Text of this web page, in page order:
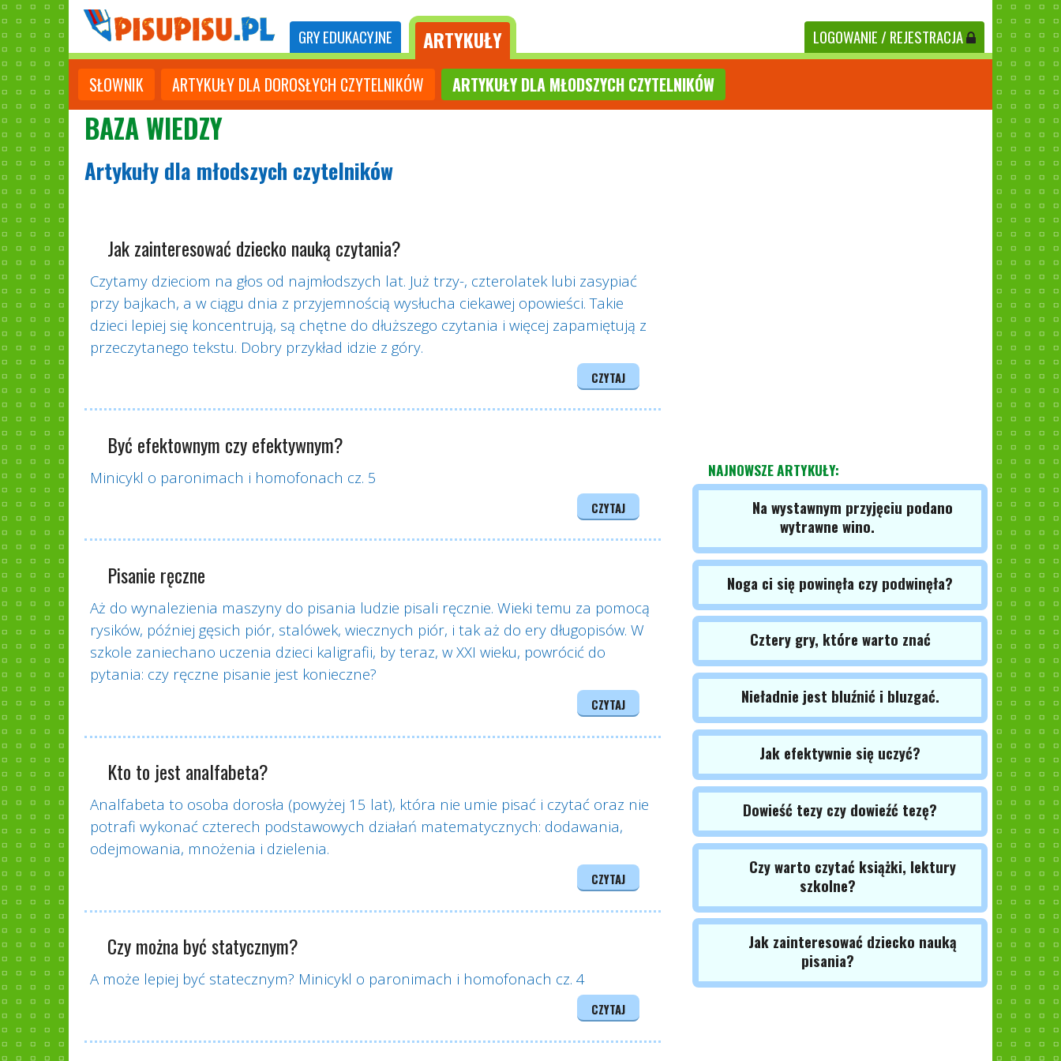
GRYEDUKACYJNE ARTYKUŁY LOGOWANIE / REJESTRACJA
SŁOWNIK ARTYKUŁY DLA DOROSŁYCH CZYTELNIKÓW ARTYKUŁY DLA MŁODSZYCH CZYTELNIKÓW
BAZA WIEDZY
Artykuły dla młodszych czytelników
Jak zainteresować dziecko nauką czytania?
Czytamy dzieciom na głos od najmłodszych lat. Już trzy-, czterolatek lubi zasypiać
przy bajkach, a w ciągu dnia z przyjemnością wysłucha ciekawej opowieści. Takie
dzieci lepiej się koncentrują, są chętne do dłuższego czytania i więcej zapamiętują z
przeczytanego tekstu. Dobry przykład idzie z góry.
CZYTAJ
Być efektownym czy efektywnym?
Minicykl o paronimach i homofonach cz. 5
CZYTAJ
Pisanie ręczne
Aż do wynalezienia maszyny do pisania ludzie pisali ręcznie. Wieki temu za pomocą
rysików, później gęsich piór, stalówek, wiecznych piór, i tak aż do ery długopisów. W
szkole zaniechano uczenia dzieci kaligrafii, by teraz, w XXI wieku, powrócić do
pytania: czy ręczne pisanie jest konieczne?
CZYTAJ
Kto to jest analfabeta?
Analfabeta to osoba dorosła (powyżej 15 lat), która nie umie pisać i czytać oraz nie
potrafi wykonać czterech podstawowych działań matematycznych: dodawania,
odejmowania, mnożenia i dzielenia.
CZYTAJ
Czy można być statycznym?
A może lepiej być statecznym? Minicykl o paronimach i homofonach cz. 4
CZYTAJ
NAJNOWSZE ARTYKUŁY:
Na wystawnym przyjęciu podano
wytrawne wino.
Noga ci się powinęła czy podwinęła?
Cztery gry, które warto znać
Nieładnie jest bluźnić i bluzgać.
Jak efektywnie się uczyć?
Dowieść tezy czy dowieźć tezę?
Czy warto czytać książki, lektury
szkolne?
Jak zainteresować dziecko nauką
pisania?